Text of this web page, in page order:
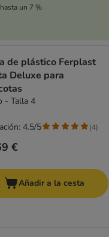
un 7 %
de plástico Ferplast
Deluxe para
- Talla 4
€
4.5/5 (4)
Añadir a la cesta